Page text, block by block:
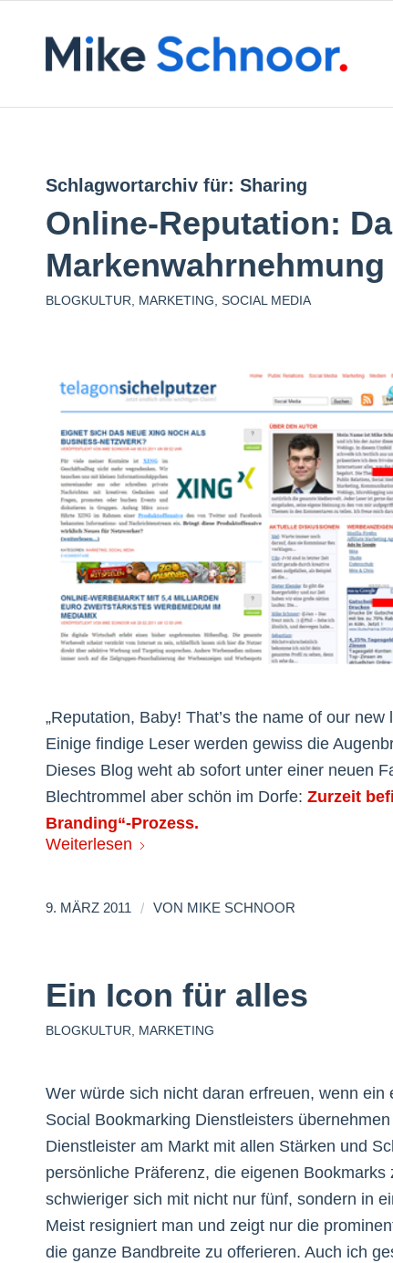
Schlagwortarchiv für: Sharing
Online-Reputation:
Markenwahrnehmung
BLOGKULTUR MARKETING SOCIAL MEDIA
„Reputation, Baby! That’s the name of our
Einige findige Leser werden gewiss die
Dieses Blog weht ab sofort unter einer neuen
Blechtrommel aber schön im Dorfe: Zurzeit
Branding“-Prozess.
Weiterlesen
9. MÄRZ 2011 / VON MIKE SCHNOOR
Ein Icon für alles
BLOGKULTUR MARKETING
Wer würde sich nicht daran erfreuen, wenn
Social Bookmarking Dienstleisters
Dienstleister am Markt mit allen Stärken und
persönliche Präferenz, die eigenen
schwieriger sich mit nicht nur fünf, sondern in
Meist resigniert man und zeigt nur die
die ganze Bandbreite zu offerieren. Auch ich